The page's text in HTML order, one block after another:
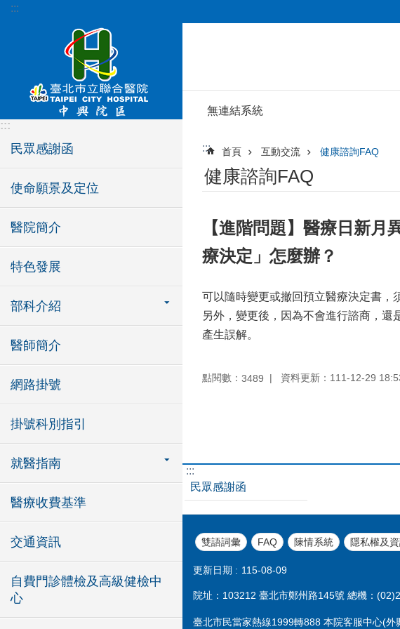
跳到主要內容區塊
:::
:::
民眾感謝函
使命願景及定位
醫院簡介
特色發展
部科介紹
醫師簡介
網路掛號
掛號科別指引
就醫指南
醫療收費基準
交通資訊
自費門診體檢及高級健檢中
心
無連結系統
::: 首頁 互動交流 健康諮詢FAQ
健康諮詢FAQ
【進階問題】醫療日新
療決定」怎麼辦？
可以隨時變更或撤回預立醫療決定書，
另外，變更後，因為不會進行諮商，
產生誤解。
點閱數： 3489 資料更新：111-12-29
:::
民眾感謝函
雙語詞彙 FAQ 陳情系統 隱私權及
更新日期 115-08-09
院址：103212 臺北市鄭州路145號 總機：
臺北市民當家熱線1999轉888 本院客服中心(